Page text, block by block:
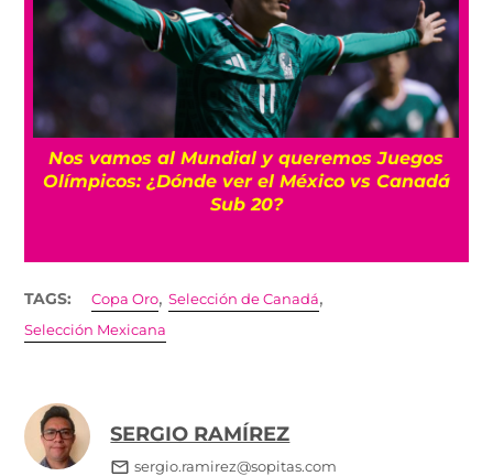
Nos vamos al Mundial y queremos Juegos
Olímpicos: ¿Dónde ver el México vs Canadá
Sub 20?
TAGS: Copa Oro,Selección de Canadá,
Selección Mexicana
SERGIO RAMÍREZ
sergio.ramirez@sopitas.com